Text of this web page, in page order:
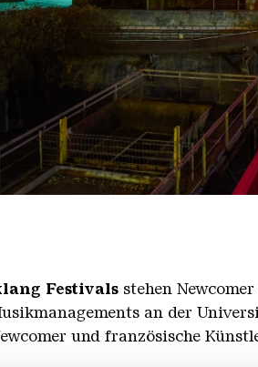
Völklinger Hütte | Oliver
Festivals stehen
an der
und französische